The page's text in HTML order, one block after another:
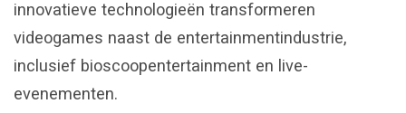
innovatieve technologieën transformeren
videogames naast de entertainmentindustrie,
inclusief bioscoopentertainment en live-
evenementen.